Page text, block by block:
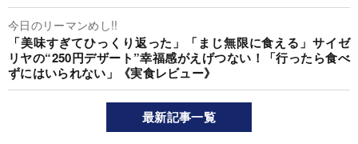
今日のリーマンめし!!
「美味すぎてひっくり返った」「まじ無限に食える」サイゼ
リヤの“250円デザート”幸福感がえげつない！「行ったら食べ
ずにはいられない」《実食レビュー》
最新記事一覧